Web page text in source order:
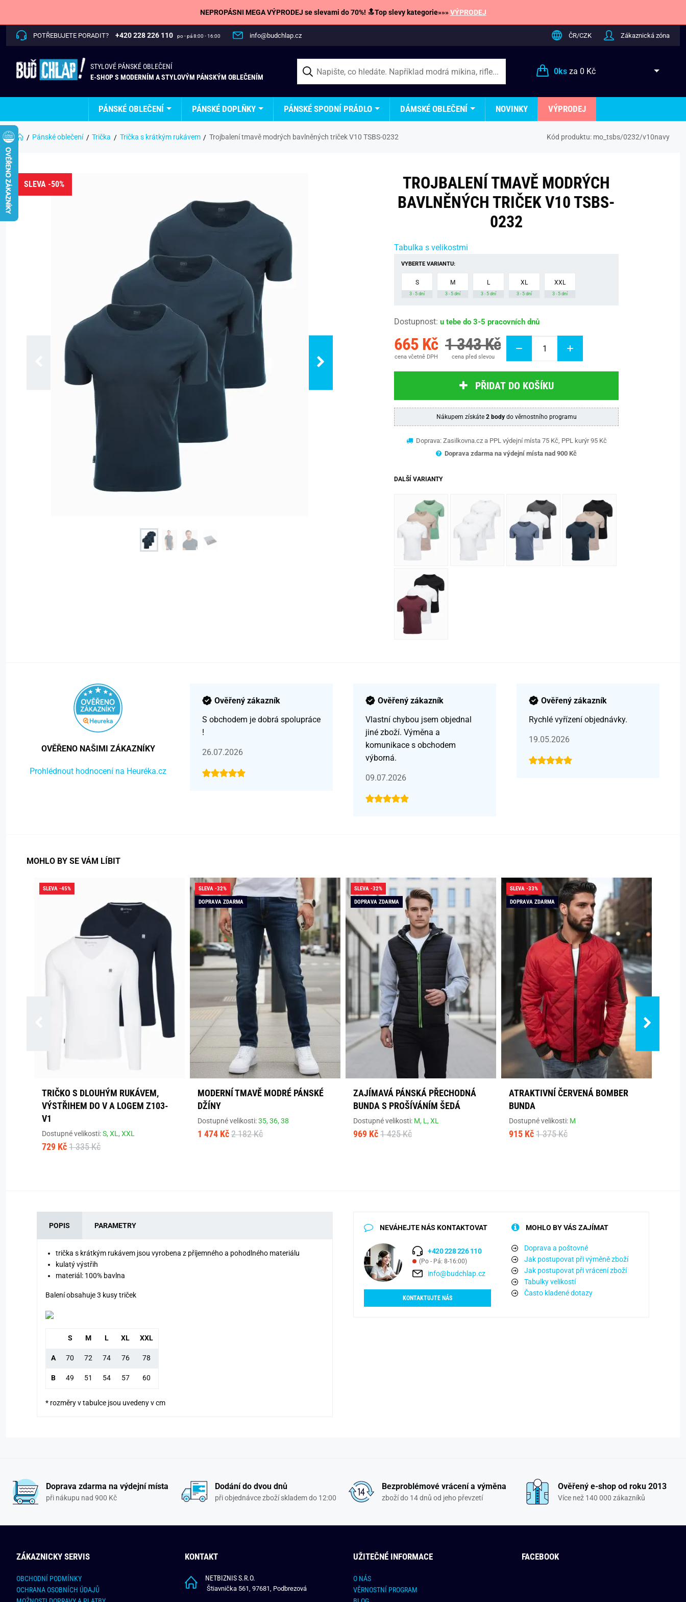
NEPROPÁSNI MEGA VÝPRODEJ se slevami do 70%! 🔝Top slevy kategorie»»»VÝPRODEJ
POTŘEBUJETE PORADIT? +420 228 226 110 po - pá 8:00 - 16:00 info@budchlap.cz ČR/CZK Zákaznická zóna
STYLOVÉ PÁNSKÉ OBLEČENÍ
E-SHOP S MODERNÍM A STYLOVÝM PÁNSKÝM OBLEČENÍM
0ksza 0 Kč
PÁNSKÉ OBLEČENÍ PÁNSKÉ DOPLŇKY PÁNSKÉ SPODNÍ PRÁDLO DÁMSKÉ OBLEČENÍ NOVINKY VÝPRODEJ
Pánské oblečení Trička Trička s krátkým rukávem Trojbalení tmavě modrých bavlněných triček V10 TSBS-0232 Kód produktu: mo_tsbs/0232/v10navy
SLEVA -50%
TROJBALENÍ TMAVĚ MODRÝCH
BAVLNĚNÝCH TRIČEK V10 TSBS-
0232
Tabulka s velikostmi
VYBERTE VARIANTU:
S
3 - 5 dní
M
3 - 5 dní
L
3 - 5 dní
XL
3 - 5 dní
XXL
3 - 5 dní
Dostupnost: u tebe do 3-5 pracovních dnů
665 Kč
cena včetně DPH
1 343 Kč
cena před slevou
PŘIDAT DO KOŠÍKU
Nákupem získáte 2 bodydo věrnostního programu
Doprava: Zasilkovna.cz a PPL výdejní místa 75 Kč, PPL kurýr 95 Kč
Doprava zdarma na výdejní místa nad 900 Kč
DALŠÍ VARIANTY
OVĚŘENO NAŠIMI ZÁKAZNÍKY
Prohlédnout hodnocení na Heuréka.cz
Ověřený zákazník
S obchodem je dobrá spolupráce
!
26.07.2026
Ověřený zákazník
Vlastní chybou jsem objednal
jiné zboží. Výměna a
komunikace s obchodem
výborná.
09.07.2026
Ověřený zákazník
Rychlé vyřízení objednávky.
19.05.2026
MOHLO BY SE VÁM LÍBIT
SLEVA -45%
TRIČKO S DLOUHÝM RUKÁVEM,
VÝSTŘIHEM DO V A LOGEM Z103-
V1
Dostupné velikosti:S,XL,XXL
729 Kč 1 335 Kč
SLEVA -32%
DOPRAVA ZDARMA
MODERNÍ TMAVĚ MODRÉ PÁNSKÉ
DŽÍNY
Dostupné velikosti:35,36,38
1 474 Kč 2 182 Kč
SLEVA -32%
DOPRAVA ZDARMA
ZAJÍMAVÁ PÁNSKÁ PŘECHODNÁ
BUNDA S PROŠÍVÁNÍM ŠEDÁ
Dostupné velikosti: M, L,XL
969 Kč 1 425 Kč
SLEVA -33%
DOPRAVA ZDARMA
ATRAKTIVNÍ ČERVENÁ BOMBER
BUNDA
Dostupné velikosti: M
915 Kč 1 375 Kč
POPIS PARAMETRY
trička s krátkým rukávem jsou vyrobena z příjemného a pohodlného materiálu
kulatý výstřih
materiál: 100% bavlna
Balení obsahuje 3 kusy triček
S M L XL XXL
A 70 72 74 76 78
B 49 51 54 57 60
* rozměry v tabulce jsou uvedeny v cm
NEVÁHEJTE NÁS KONTAKTOVAT
+420 228 226 110
(Po - Pá: 8-16:00)
info@budchlap.cz
KONTAKTUJTE NÁS
MOHLO BY VÁS ZAJÍMAT
Doprava a poštovné
Jak postupovat při výměně zboží
Jak postupovat při vrácení zboží
Tabulky velikostí
Často kladené dotazy
Doprava zdarma na výdejní místa
při nákupu nad 900 Kč
Dodání do dvou dnů
při objednávce zboží skladem do 12:00
Bezproblémové vrácení a výměna
zboží do 14 dnů od jeho převzetí
Ověřený e-shop od roku 2013
Více než 140 000 zákazníků
ZÁKAZNICKY SERVIS
OBCHODNÍ PODMÍNKY
OCHRANA OSOBNÍCH ÚDAJŮ
KONTAKT
NETBIZNIS S.R.O.
Štiavnička 561, 97681, Podbrezová
UŽITEČNÉ INFORMACE
O NÁS
VĚRNOSTNÍ PROGRAM
FACEBOOK